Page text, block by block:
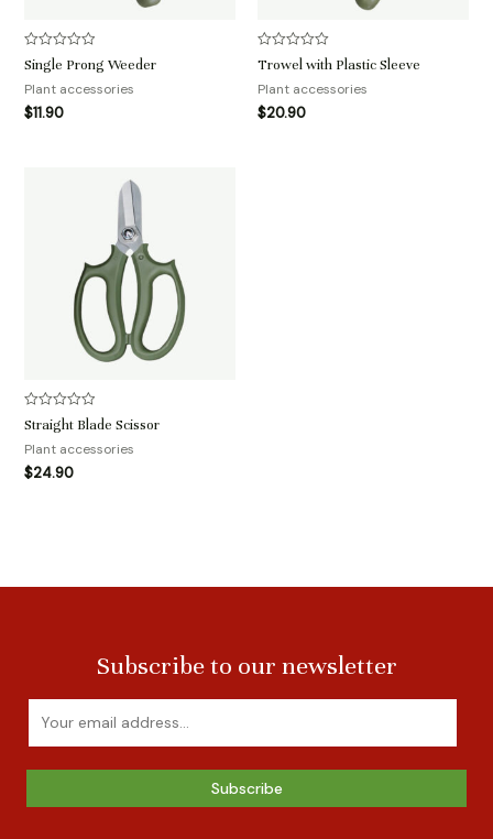
评
分
0
&sol;
5
Single Prong Weeder
Plant accessories
$11.90
评
分
0
&sol;
5
Trowel with Plastic Sleeve
Plant accessories
$20.90
评
分
0
&sol;
5
Straight Blade Scissor
Plant accessories
$24.90
Subscribe to our newsletter
Subscribe